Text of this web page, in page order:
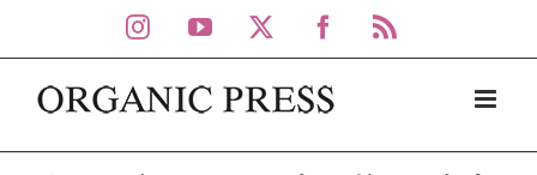
to
content
Instagram
YouTube Facebook